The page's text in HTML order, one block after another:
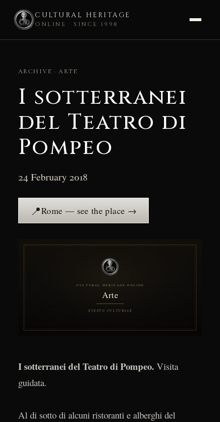
CULTURAL HERITAGE
ONLINE · SINCE 1998
contentARCHIVE · ARTE
I sotterranei
del Teatro di
Pompeo
24 February 2018
📍Rome — see the place →
I sotterranei del Teatro di Pompeo. Visita
guidata.
Al di sotto di alcuni ristoranti e alberghi del